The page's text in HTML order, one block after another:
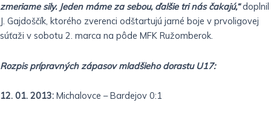
zmeriame sily. Jeden máme za sebou, ďalšie tri nás čakajú,“doplnil
J. Gajdoščík, ktorého zverenci odštartujú jarné boje v prvoligovej
súťaži v sobotu 2. marca na pôde MFK Ružomberok.
Rozpis prípravných zápasov mladšieho dorastu U17:
12. 01. 2013: Michalovce – Bardejov 0:1